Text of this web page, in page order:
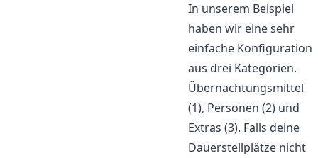
In unserem Beispiel
haben wir eine sehr
einfache Konfiguration
aus drei Kategorien.
Übernachtungsmittel
(1), Personen (2) und
Extras (3). Falls deine
Dauerstellplätze nicht